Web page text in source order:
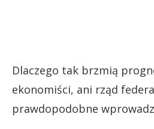
Dlaczego tak brzmią
ekonomiści, ani rząd
prawdopodobne